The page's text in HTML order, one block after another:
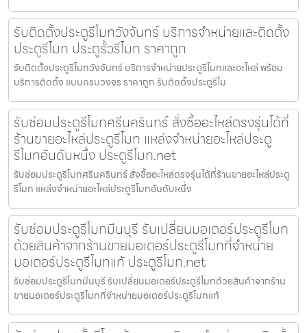
รับติดตั้งประตูรีโมทวังจันทร์ บริการจำหน่ายและติดตั้ง
ประตูรีโมท ประตูรั้วรีโมท ราคาถูก
รับติดตั้งประตูรีโมทวังจันทร์ บริการจำหน่ายประตูรีโมทและอะไหล่ พร้อม
บริการติดตั้ง แบบครบวงจร ราคาถูก รับติดตั้งประตูรีโม
รับซ่อมประตูรีโมทศรีนครินทร์ สั่งซื้ออะไหล่ตรงรุ่นได้ที่
ร้านขายอะไหล่ประตูรีโมท แหล่งจำหน่ายอะไหล่ประตู
รีโมทอันดับหนึ่ง ประตูรีโมท.net
รับซ่อมประตูรีโมทศรีนครินทร์ สั่งซื้ออะไหล่ตรงรุ่นได้ที่ร้านขายอะไหล่ประตู
รีโมท แหล่งจำหน่ายอะไหล่ประตูรีโมทอันดับหนึ่ง
รับซ่อมประตูรีโมทมีนบุรี รับเปลี่ยนมอเตอร์ประตูรีโมท
ด้วยสินค้าจากร้านขายมอเตอร์ประตูรีโมทที่จำหน่าย
มอเตอร์ประตูรีโมทแท้ ประตูรีโมท.net
รับซ่อมประตูรีโมทมีนบุรี รับเปลี่ยนมอเตอร์ประตูรีโมทด้วยสินค้าจากร้าน
ขายมอเตอร์ประตูรีโมทที่จำหน่ายมอเตอร์ประตูรีโมทแท้